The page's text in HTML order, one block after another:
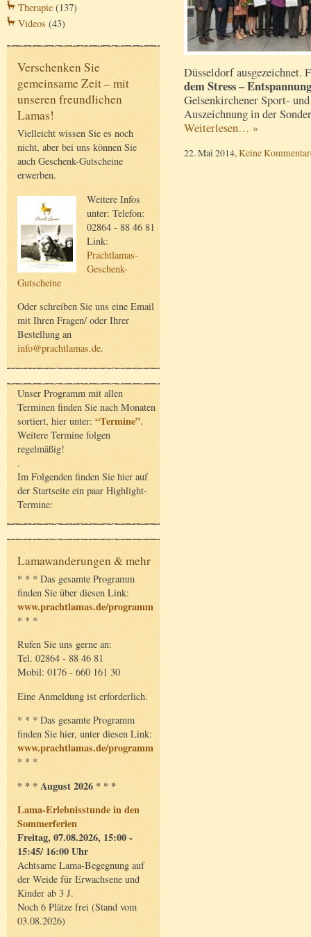
Therapie (137)
Videos (43)
Verschenken Sie
gemeinsame Zeit – mit
unseren freundlichen
Lamas!
Vielleicht wissen Sie es noch
nicht, aber bei uns können Sie
auch Geschenk-Gutscheine
erwerben.
Weitere Infos
unter: Telefon:
02864 - 88 46 81
Link:
Prachtlamas-
Geschenk-
Gutscheine
Oder schreiben Sie uns eine Email
mit Ihren Fragen/ oder Ihrer
Bestellung an
info@prachtlamas.de.
Unser Programm mit allen
Terminen finden Sie nach Monaten
sortiert, hier unter: “Termine”.
Weitere Termine folgen
regelmäßig!
.
Im Folgenden finden Sie hier auf
der Startseite ein paar Highlight-
Termine:
Lamawanderungen & mehr
* * * Das gesamte Programm
finden Sie über diesen Link:
www.prachtlamas.de/programm
* * *
Rufen Sie uns gerne an:
Tel. 02864 - 88 46 81
Mobil: 0176 - 660 161 30
Eine Anmeldung ist erforderlich.
* * * Das gesamte Programm
finden Sie hier, unter diesen Link:
www.prachtlamas.de/programm
* * *
* * * August 2026 * * *
Lama-Erlebnisstunde in den
Sommerferien
Freitag, 07.08.2026, 15:00 -
15:45/ 16:00 Uhr
Achtsame Lama-Begegnung auf
der Weide für Erwachsene und
Kinder ab 3 J.
Noch 6 Plätze frei (Stand vom
03.08.2026)
Düsseldorf ausgezeichnet.
dem Stress –
Gelsenkirchener Sport-
Auszeichnung in der
Weiterlesen… »
22. Mai 2014,Keine